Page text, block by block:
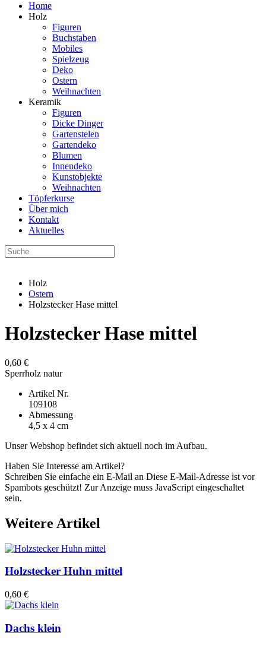
Home
Holz
Figuren
Buchstaben
Mobiles
Spielzeug
Deko
Ostern
Weihnachten
Keramik
Figuren
Dicke Dinger
Gartenstelen
Gartendeko
Blumen
Innendeko
Kunstobjekte
Weihnachten
Töpferkurse
Über mich
Kontakt
Aktuelles
Holz
Ostern
Holzstecker Hase mittel
Holzstecker Hase mittel
0,60 €
Sperrholz natur
Artikel Nr.
109108
Abmessung
4,5 x 4 cm
Unser Webshop befindet sich aktuell noch im Aufbau.
Haben Sie Interesse am Artikel?
Schreiben Sie einfache ein E-Mail an Diese E-Mail-Adresse ist vor
Spambots geschützt! Zur Anzeige muss JavaScript eingeschaltet
sein.
Weitere Artikel
Holzstecker Huhn mittel
0,60 €
Dachs klein